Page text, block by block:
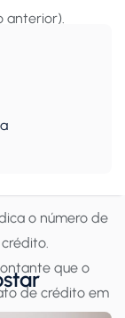
anterior).
o número de
que o
de crédito em